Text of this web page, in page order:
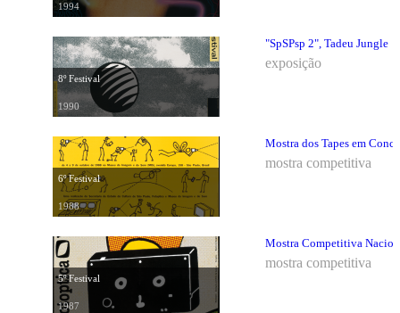
1994
8º Festival
1990
"SpSPsp 2", Tadeu Jungle
exposição
6º Festival
1988
Mostra dos Tapes em
mostra competitiva
5º Festival
1987
Mostra Competitiva
mostra competitiva